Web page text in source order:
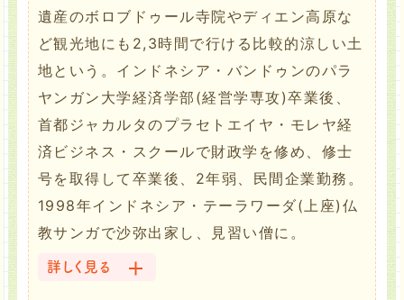
遺産のボロブドゥール寺院やディエン高原な
ど観光地にも2,3時間で行ける比較的涼しい土
地という。インドネシア・バンドゥンのパラ
ヤンガン大学経済学部(経営学専攻)卒業後、
首都ジャカルタのプラセトエイヤ・モレヤ経
済ビジネス・スクールで財政学を修め、修士
号を取得して卒業後、2年弱、民間企業勤務。
1998年インドネシア・テーラワーダ(上座)仏
教サンガで沙弥出家し、見習い僧に。
詳しく見る